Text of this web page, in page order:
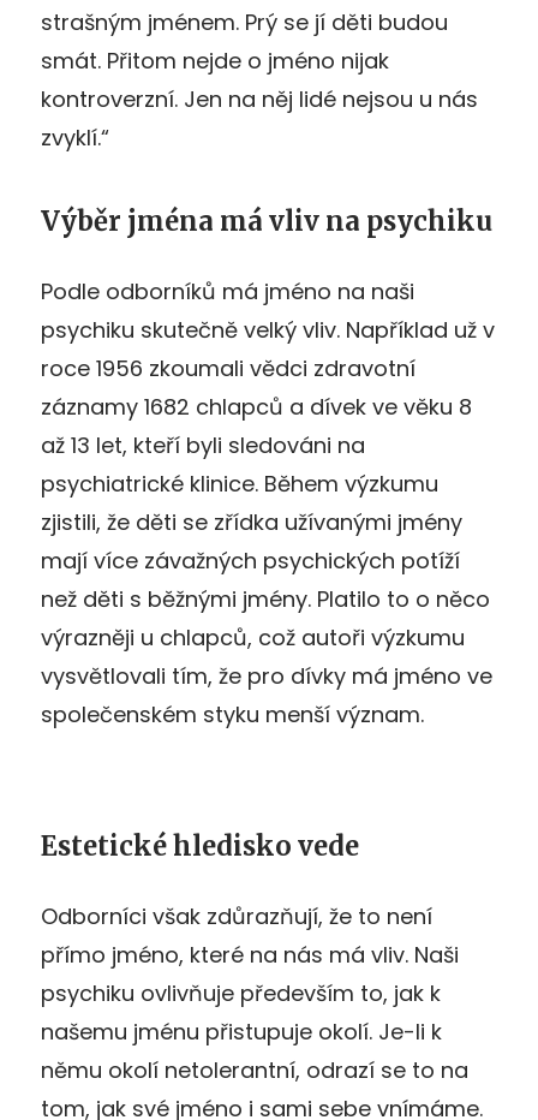
strašným jménem. Prý se jí děti budou
smát. Přitom nejde o jméno nijak
kontroverzní. Jen na něj lidé nejsou u nás
zvyklí.“
Výběr jména má vliv na psychiku
Podle odborníků má jméno na naši
psychiku skutečně velký vliv. Například už v
roce 1956 zkoumali vědci zdravotní
záznamy 1682 chlapců a dívek ve věku 8
až 13 let, kteří byli sledováni na
psychiatrické klinice. Během výzkumu
zjistili, že děti se zřídka užívanými jmény
mají více závažných psychických potíží
než děti s běžnými jmény. Platilo to o něco
výrazněji u chlapců, což autoři výzkumu
vysvětlovali tím, že pro dívky má jméno ve
společenském styku menší význam.
Estetické hledisko vede
Odborníci však zdůrazňují, že to není
přímo jméno, které na nás má vliv. Naši
psychiku ovlivňuje především to, jak k
našemu jménu přistupuje okolí. Je-li k
němu okolí netolerantní, odrazí se to na
tom, jak své jméno i sami sebe vnímáme.